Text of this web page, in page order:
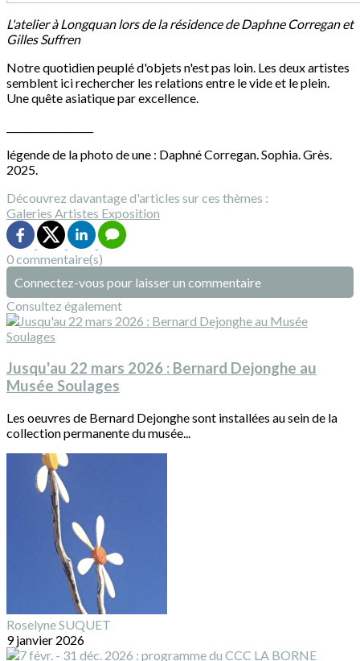
L'atelier à Longquan lors de la résidence de Daphne Corregan et
Gilles Suffren
Notre quotidien peuplé d'objets n'est pas loin. Les deux artistes
semblent ici rechercher les relations entre le vide et le plein.
Une quête asiatique par excellence.
légende de la photo de une : Daphné Corregan. Sophia. Grès.
2025.
Découvrez davantage d'articles sur ces thèmes :
Galeries Artistes Exposition
0 commentaire(s)
Connectez-vous pour laisser un commentaire
Consultez également
Jusqu'au 22 mars 2026 : Bernard Dejonghe au
Musée Soulages
Les oeuvres de Bernard Dejonghe sont installées au sein de la
collection permanente du musée...
Roselyne SUQUET
9 janvier 2026